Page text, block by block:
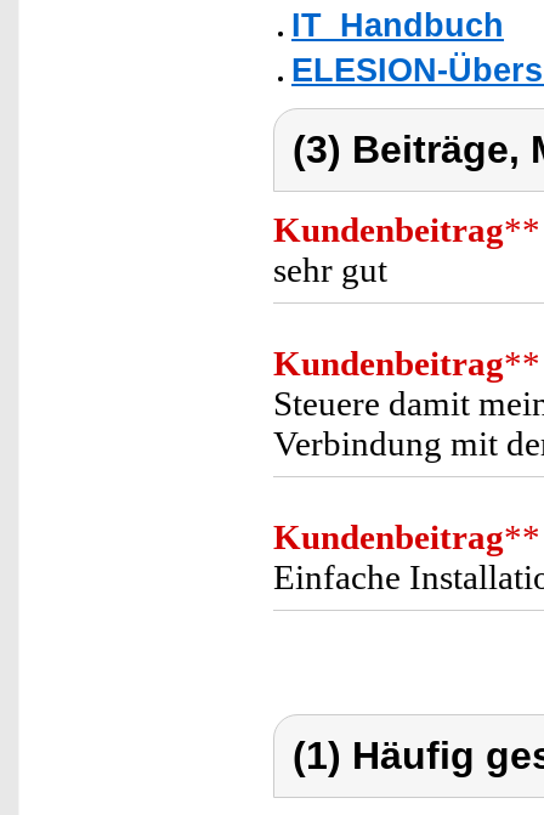
IT_Handbuch
ELESION-
(3) Beiträge,
Kundenbeitrag**
sehr gut
Kundenbeitrag**
Steuere damit
Verbindung mit
Kundenbeitrag**
Einfache
(1) Häufig